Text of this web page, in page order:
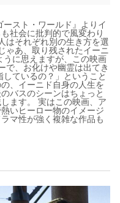
スト・ワールド』よりイ
社会に批判的で風変わり
はそれぞれ別の生き方を選
ゃあ、取り残されたイーニ
に思えますが、この映画
で、お化けや幽霊は出てき
ているの？」ということ
、イーニド自身の人生を
バスのシーンはちょっと
ます。 実はこの映画、ア
いヒーロー物のイメージ
マ性が強く複雑な作品も